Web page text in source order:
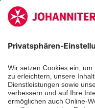
Der Newsletter